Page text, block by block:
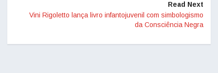
Read Next
Vini Rigoletto lança livro infantojuvenil com simbologismo
da Consciência Negra